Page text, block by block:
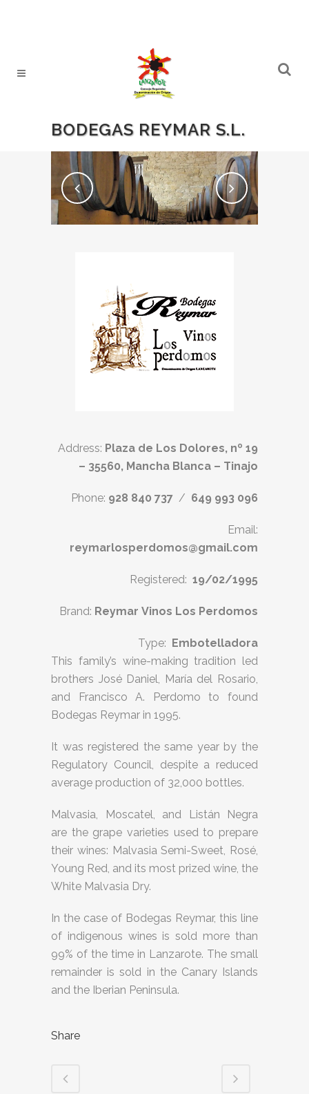
BODEGAS REYMAR S.L.
Address: Plaza de Los Dolores, nº 19
– 35560, Mancha Blanca – Tinajo
Phone: 928 840 737 / 649 993 096
Email:
reymarlosperdomos@gmail.com
Registered: 19/02/1995
Brand: Reymar Vinos Los Perdomos
Type: Embotelladora
This family’s wine-making tradition led
brothers José Daniel, María del Rosario,
and Francisco A. Perdomo to found
Bodegas Reymar in 1995.
It was registered the same year by the
Regulatory Council, despite a reduced
average production of 32,000 bottles.
Malvasia, Moscatel, and Listán Negra
are the grape varieties used to prepare
their wines: Malvasia Semi-Sweet, Rosé,
Young Red, and its most prized wine, the
White Malvasia Dry.
In the case of Bodegas Reymar, this line
of indigenous wines is sold more than
99% of the time in Lanzarote. The small
remainder is sold in the Canary Islands
and the Iberian Peninsula.
Share